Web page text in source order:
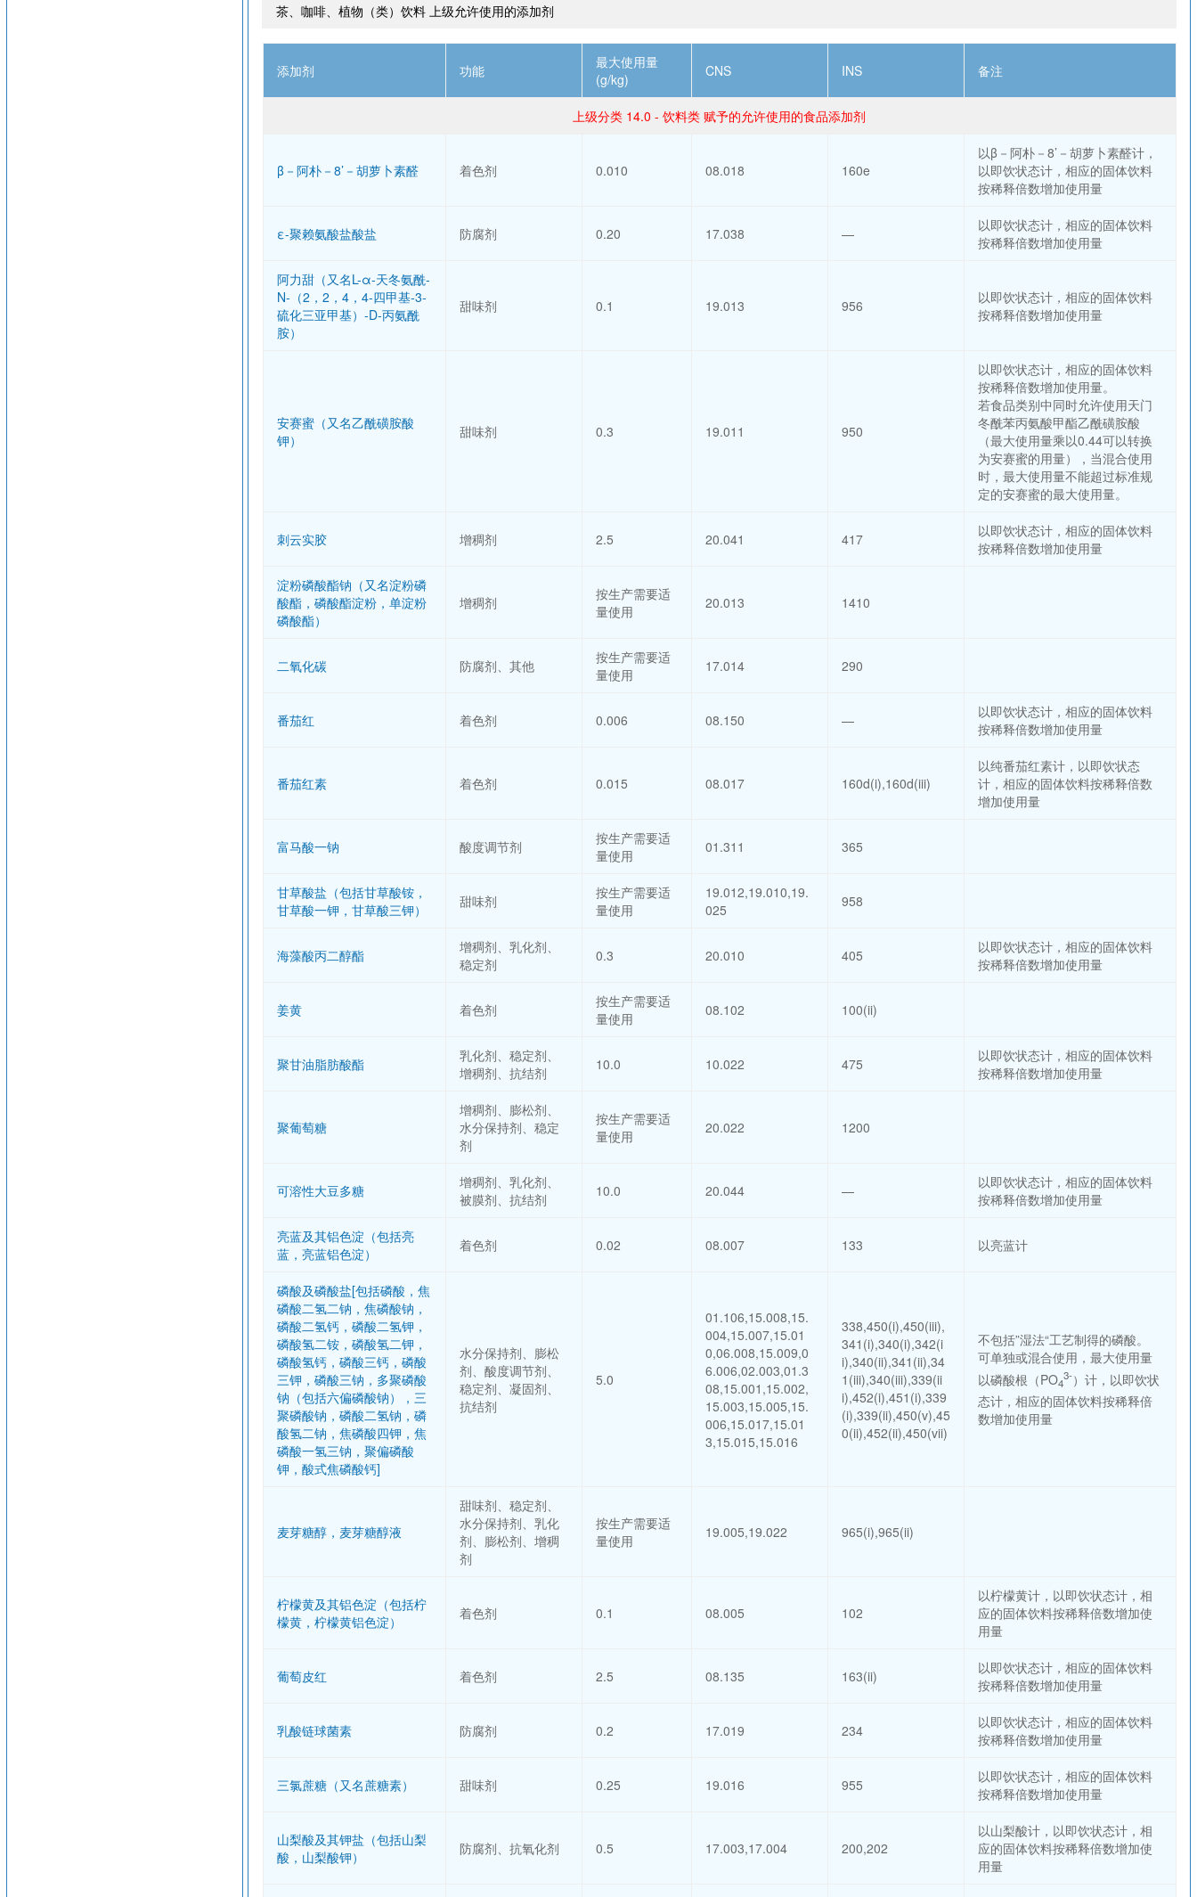
茶、咖啡、植物（类）饮料 上级允许使用的添加剂
添加剂 功能
最大使用量
(g/kg)
CNS INS 备注
上级分类 14.0 - 饮料类 赋予的允许使用的食品添加剂
β－阿朴－8’－胡萝卜素醛 着色剂 0.010 08.018 160e
以β－阿朴－8’－胡萝卜素醛计，
以即饮状态计，相应的固体饮料
按稀释倍数增加使用量
ε-聚赖氨酸盐酸盐 防腐剂 0.20 17.038 —
以即饮状态计，相应的固体饮料
按稀释倍数增加使用量
阿力甜（又名L-α-天冬氨酰-
N-（2，2，4，4-四甲基-3-
硫化三亚甲基）-D-丙氨酰
胺）
甜味剂 0.1 19.013 956
以即饮状态计，相应的固体饮料
按稀释倍数增加使用量
安赛蜜（又名乙酰磺胺酸
钾）
甜味剂 0.3 19.011 950
以即饮状态计，相应的固体饮料
按稀释倍数增加使用量。
若食品类别中同时允许使用天门
冬酰苯丙氨酸甲酯乙酰磺胺酸
（最大使用量乘以0.44可以转换
为安赛蜜的用量），当混合使用
时，最大使用量不能超过标准规
定的安赛蜜的最大使用量。
刺云实胶 增稠剂 2.5 20.041 417
以即饮状态计，相应的固体饮料
按稀释倍数增加使用量
淀粉磷酸酯钠（又名淀粉磷
酸酯，磷酸酯淀粉，单淀粉
磷酸酯）
增稠剂
按生产需要适
量使用
20.013 1410
二氧化碳 防腐剂、其他
按生产需要适
量使用
17.014 290
番茄红 着色剂 0.006 08.150 —
以即饮状态计，相应的固体饮料
按稀释倍数增加使用量
番茄红素 着色剂 0.015 08.017 160d(i),160d(iii)
以纯番茄红素计，以即饮状态
计，相应的固体饮料按稀释倍数
增加使用量
富马酸一钠 酸度调节剂
按生产需要适
量使用
01.311 365
甘草酸盐（包括甘草酸铵，
甘草酸一钾，甘草酸三钾）
甜味剂
按生产需要适
量使用
19.012,19.010,19.
025
958
海藻酸丙二醇酯
增稠剂、乳化剂、
稳定剂
0.3 20.010 405
以即饮状态计，相应的固体饮料
按稀释倍数增加使用量
姜黄 着色剂
按生产需要适
量使用
08.102 100(ii)
聚甘油脂肪酸酯
乳化剂、稳定剂、
增稠剂、抗结剂
10.0 10.022 475
以即饮状态计，相应的固体饮料
按稀释倍数增加使用量
聚葡萄糖
增稠剂、膨松剂、
水分保持剂、稳定
剂
按生产需要适
量使用
20.022 1200
可溶性大豆多糖
增稠剂、乳化剂、
被膜剂、抗结剂
10.0 20.044 —
以即饮状态计，相应的固体饮料
按稀释倍数增加使用量
亮蓝及其铝色淀（包括亮
蓝，亮蓝铝色淀）
着色剂 0.02 08.007 133 以亮蓝计
磷酸及磷酸盐[包括磷酸，焦
磷酸二氢二钠，焦磷酸钠，
磷酸二氢钙，磷酸二氢钾，
磷酸氢二铵，磷酸氢二钾，
磷酸氢钙，磷酸三钙，磷酸
三钾，磷酸三钠，多聚磷酸
钠（包括六偏磷酸钠），三
聚磷酸钠，磷酸二氢钠，磷
酸氢二钠，焦磷酸四钾，焦
磷酸一氢三钠，聚偏磷酸
钾，酸式焦磷酸钙]
水分保持剂、膨松
剂、酸度调节剂、
稳定剂、凝固剂、
抗结剂
5.0
01.106,15.008,15.
004,15.007,15.01
0,06.008,15.009,0
6.006,02.003,01.3
08,15.001,15.002,
15.003,15.005,15.
006,15.017,15.01
3,15.015,15.016
338,450(i),450(iii),
341(i),340(i),342(i
i),340(ii),341(ii),34
1(iii),340(iii),339(ii
i),452(i),451(i),339
(i),339(ii),450(v),45
0(ii),452(ii),450(vii)
不包括”湿法“工艺制得的磷酸。
可单独或混合使用，最大使用量
以磷酸根（PO4
3-）计，以即饮状
态计，相应的固体饮料按稀释倍
数增加使用量
麦芽糖醇，麦芽糖醇液
甜味剂、稳定剂、
水分保持剂、乳化
剂、膨松剂、增稠
剂
按生产需要适
量使用
19.005,19.022 965(i),965(ii)
柠檬黄及其铝色淀（包括柠
檬黄，柠檬黄铝色淀）
着色剂 0.1 08.005 102
以柠檬黄计，以即饮状态计，相
应的固体饮料按稀释倍数增加使
用量
葡萄皮红 着色剂 2.5 08.135 163(ii)
以即饮状态计，相应的固体饮料
按稀释倍数增加使用量
乳酸链球菌素 防腐剂 0.2 17.019 234
以即饮状态计，相应的固体饮料
按稀释倍数增加使用量
三氯蔗糖（又名蔗糖素） 甜味剂 0.25 19.016 955
以即饮状态计，相应的固体饮料
按稀释倍数增加使用量
山梨酸及其钾盐（包括山梨
酸，山梨酸钾）
防腐剂、抗氧化剂 0.5 17.003,17.004 200,202
以山梨酸计，以即饮状态计，相
应的固体饮料按稀释倍数增加使
用量